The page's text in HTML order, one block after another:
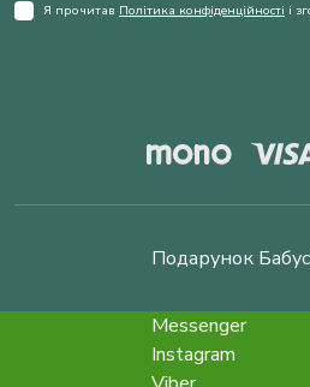
Я прочитав Політика конфіденційності і
Подарунок
Messenger
Instagram